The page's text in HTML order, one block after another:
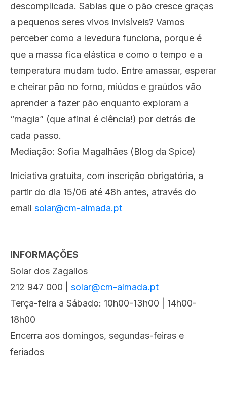
descomplicada. Sabias que o pão cresce graças
a pequenos seres vivos invisíveis? Vamos
perceber como a levedura funciona, porque é
que a massa fica elástica e como o tempo e a
temperatura mudam tudo. Entre amassar, esperar
e cheirar pão no forno, miúdos e graúdos vão
aprender a fazer pão enquanto exploram a
“magia” (que afinal é ciência!) por detrás de
cada passo.
Mediação: Sofia Magalhães (Blog da Spice)
Iniciativa gratuita, com inscrição obrigatória, a
partir do dia 15/06 até 48h antes, através do
email solar@cm-almada.pt
INFORMAÇÕES
Solar dos Zagallos
212 947 000 | solar@cm-almada.pt
Terça-feira a Sábado: 10h00-13h00 | 14h00-
18h00
Encerra aos domingos, segundas-feiras e
feriados